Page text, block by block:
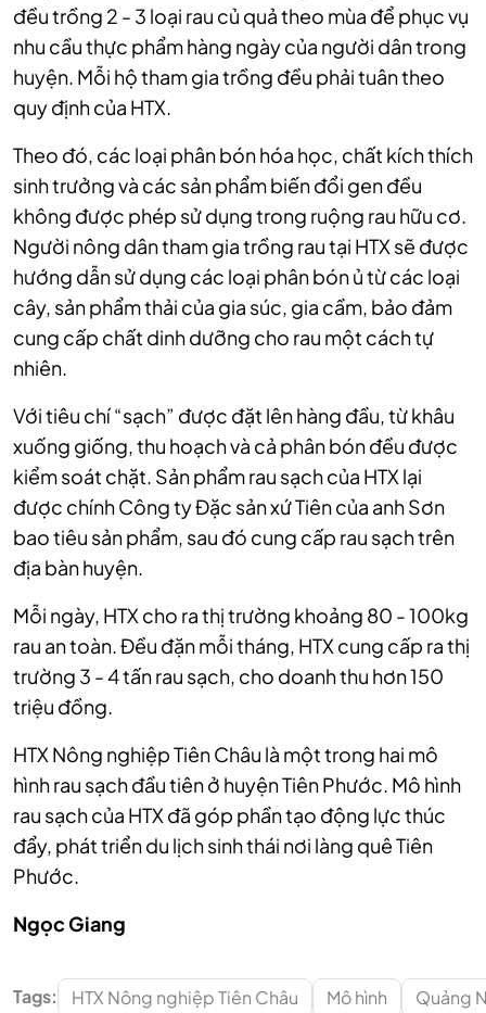
đều trồng 2 - 3 loại rau củ quả theo mùa để phục vụ
nhu cầu thực phẩm hàng ngày của người dân trong
huyện. Mỗi hộ tham gia trồng đều phải tuân theo
quy định của HTX.
Theo đó, các loại phân bón hóa học, chất kích thích
sinh trưởng và các sản phẩm biến đổi gen đều
không được phép sử dụng trong ruộng rau hữu cơ.
Người nông dân tham gia trồng rau tại HTX sẽ được
hướng dẫn sử dụng các loại phân bón ủ từ các loại
cây, sản phẩm thải của gia súc, gia cầm, bảo đảm
cung cấp chất dinh dưỡng cho rau một cách tự
nhiên.
Với tiêu chí “sạch” được đặt lên hàng đầu, từ khâu
xuống giống, thu hoạch và cả phân bón đều được
kiểm soát chặt. Sản phẩm rau sạch của HTX lại
được chính Công ty Đặc sản xứ Tiên của anh Sơn
bao tiêu sản phẩm, sau đó cung cấp rau sạch trên
địa bàn huyện.
Mỗi ngày, HTX cho ra thị trường khoảng 80 - 100kg
rau an toàn. Đều đặn mỗi tháng, HTX cung cấp ra thị
trường 3 - 4 tấn rau sạch, cho doanh thu hơn 150
triệu đồng.
HTX Nông nghiệp Tiên Châu là một trong hai mô
hình rau sạch đầu tiên ở huyện Tiên Phước. Mô hình
rau sạch của HTX đã góp phần tạo động lực thúc
đẩy, phát triển du lịch sinh thái nơi làng quê Tiên
Phước.
Ngọc Giang
Tags: HTX Nông nghiệp Tiên Châu Mô hình Quảng